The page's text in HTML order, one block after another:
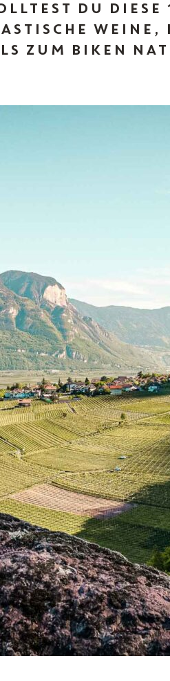
Magazin
DU
WEINE,
ZUM BIKEN